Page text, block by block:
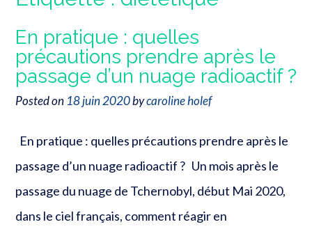
En pratique : quelles
précautions prendre après le
passage d’un nuage radioactif ?
Posted on 18 juin 2020bycaroline holef
En pratique : quelles précautions prendre après le
passage d’un nuage radioactif ? Un mois après le
passage du nuage de Tchernobyl, début Mai 2020,
dans le ciel français, comment réagir en